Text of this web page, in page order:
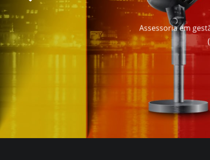
Assessoria em